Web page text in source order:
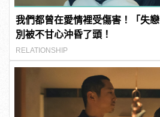
我們都曾在愛情裡受傷害！「失
別被不甘心沖昏了頭！
RELATIONSHIP